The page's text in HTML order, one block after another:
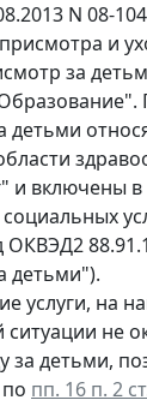
N 08-
и
за
детьми
и включены в
детьми").
услуги, на
не
за детьми,
пп. 16 п. 2